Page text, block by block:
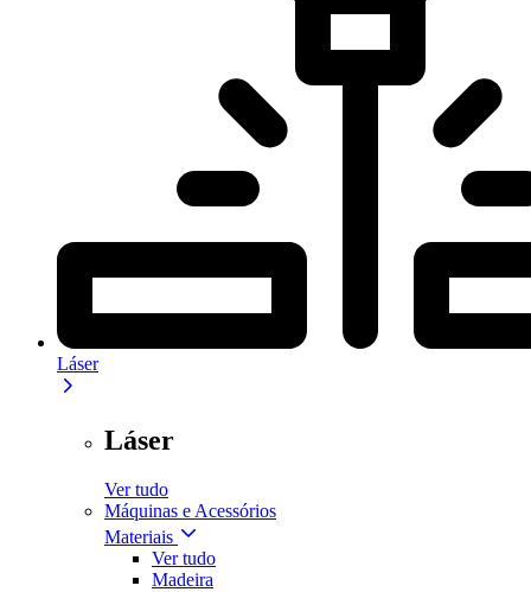
Láser
Láser
Ver tudo
Máquinas e Acessórios
Materiais
Ver tudo
Madeira